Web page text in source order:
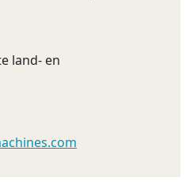
land- en